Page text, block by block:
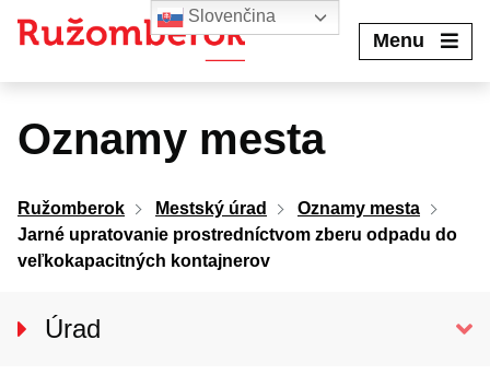
Menu
Oznamy mesta
Ružomberok Mestský úrad
Oznamy mesta
Jarné upratovanie prostredníctvom zberu odpadu do
veľkokapacitných kontajnerov
Úrad
Slovenčina